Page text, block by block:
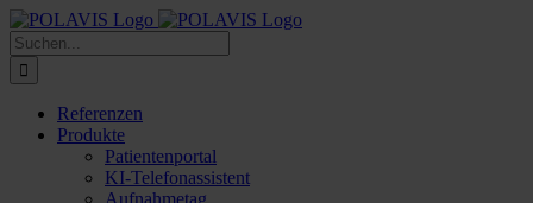
Zum
Inhalt
springen
Suche
nach:
Referenzen
Produkte
Patientenportal
KI-Telefonassistent
Aufnahmetag